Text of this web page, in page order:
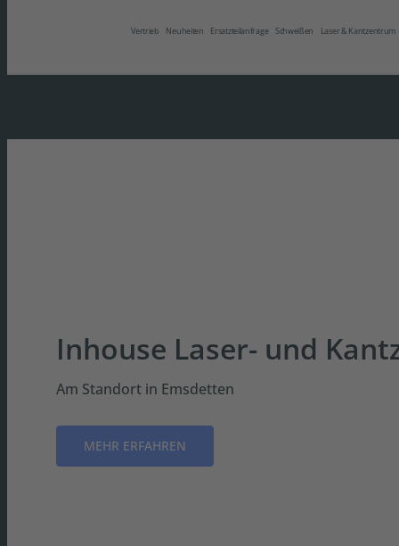
Vertrieb Neuheiten Ersatzteilanfrage Schweißen Laser & Kantzentrum
Inhouse Laser- und
Am Standort in Emsdetten
MEHR ERFAHREN